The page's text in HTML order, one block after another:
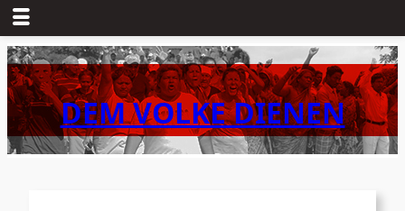
Zum
Inhalt
springenDEM VOLKE DIENEN